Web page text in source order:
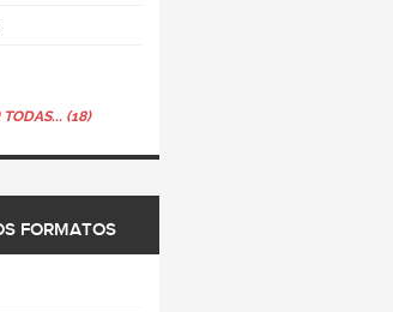
TODAS... (18)
FORMATOS